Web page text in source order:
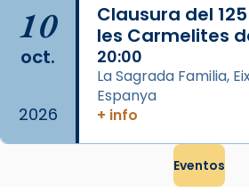
frare Joan Gaspar Roig,
que les santes són filles de
Mataró en reivindicarà les
Foto
View on Facebook · Share
10
oct.
2026
Clausura del
les Carmelites
20:00
La Sagrada Familia,
Espanya
+ info
Eventos